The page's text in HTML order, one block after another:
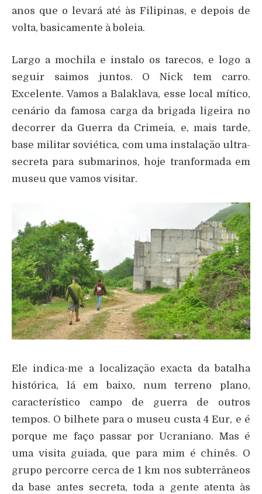
anos que o levará até às Filipinas, e depois de
volta, basicamente à boleia.
Largo a mochila e instalo os tarecos, e logo a
seguir saimos juntos. O Nick tem carro.
Excelente. Vamos a Balaklava, esse local mítico,
cenário da famosa carga da brigada ligeira no
decorrer da Guerra da Crimeia, e, mais tarde,
base militar soviética, com uma instalação ultra-
secreta para submarinos, hoje tranformada em
museu que vamos visitar.
Ele indica-me a localização exacta da batalha
histórica, lá em baixo, num terreno plano,
característico campo de guerra de outros
tempos. O bilhete para o museu custa 4 Eur, e é
porque me faço passar por Ucraniano. Mas é
uma visita guiada, que para mim é chinês. O
grupo percorre cerca de 1 km nos subterrâneos
da base antes secreta, toda a gente atenta às